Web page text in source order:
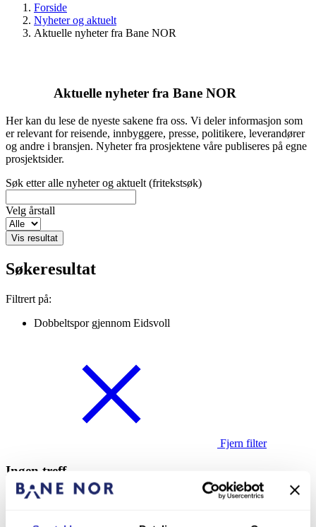
Forside
Nyheter og aktuelt
Aktuelle nyheter fra Bane NOR
Aktuelle nyheter fra Bane NOR
Her kan du lese de nyeste sakene fra oss. Vi deler informasjon som
er relevant for reisende, innbyggere, presse, politikere, leverandører
og andre i bransjen. Nyheter fra prosjektene våre publiseres på egne
prosjektsider.
Søk etter alle nyheter og aktuelt (fritekstsøk)
Velg årstall
Vis resultat
Søkeresultat
Filtrert på:
Dobbeltspor gjennom Eidsvoll
Fjern filter
Ingen treff
Dessverre ga søket ditt ingen treff. Vennligst prøv igjen.